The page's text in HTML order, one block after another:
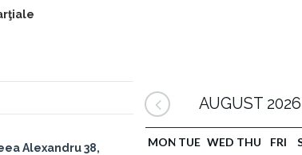
Alexandru 38,
AUGUST 2026
MON TUE WED THU FRI